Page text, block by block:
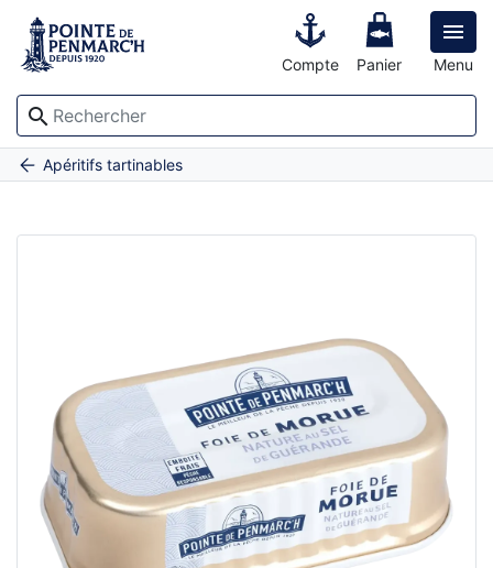

Menu
search
Compte Panier
AccueilApéritifs tartinables
Foie de morue nature au sel de Guérande